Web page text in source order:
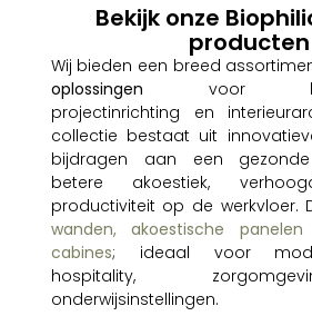
Bekijk onze
producten
Wij bieden een breed
oplossingen voor
projectinrichting en
collectie bestaat uit
bijdragen aan een gezonde
betere akoestiek,
productiviteit op de werkvloer.
wanden,
akoestische panelen
cabines; ideaal voor
hospitality,
onderwijsinstellingen.